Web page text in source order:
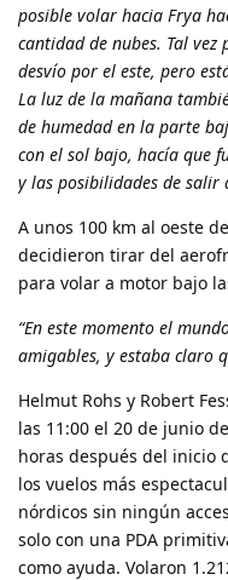
posible volar hacia Frya
cantidad de nubes. Tal
desvío por el este, pero
La luz de la mañana
de humedad en la parte
con el sol bajo, hacía que
y las posibilidades de salir
A unos 100 km al oeste
decidieron tirar del
para volar a motor bajo
“En este momento el
amigables, y estaba claro
Helmut Rohs y Robert
las 11:00 el 20 de junio
horas después del inicio
los vuelos más
nórdicos sin ningún
solo con una PDA
como ayuda. Volaron